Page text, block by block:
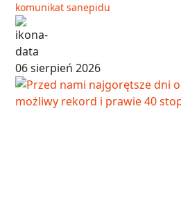
komunikat sanepidu
06 sierpień 2026